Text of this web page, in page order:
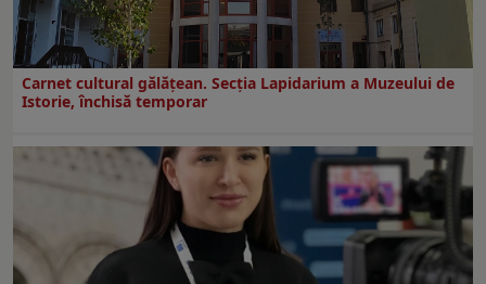
Carnet cultural gălăţean. Secţia Lapidarium a Muzeului de
Istorie, închisă temporar